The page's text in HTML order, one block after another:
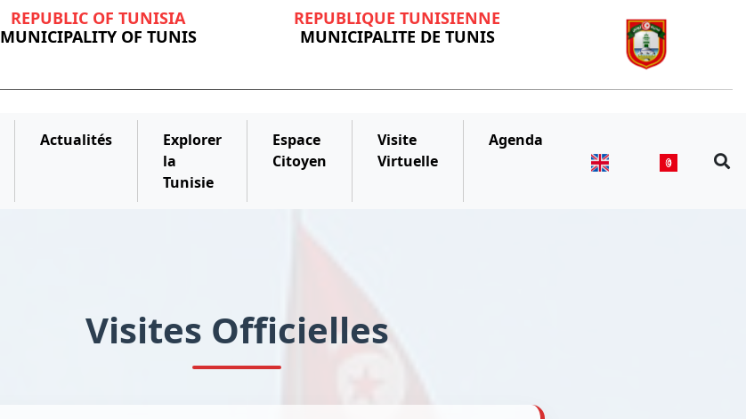
REPUBLIC OF TUNISIA
MUNICIPALITY OF TUNIS
REPUBLIQUE TUNISIENNE
MUNICIPALITE DE TUNIS
Actualités
Explorer
la
Tunisie
Espace
Citoyen
Visite
Virtuelle
Agenda
Visites Officielles